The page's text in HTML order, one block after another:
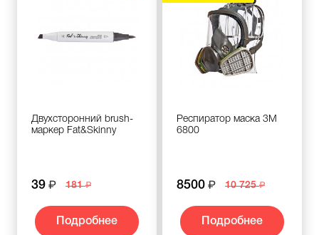
Двухсторонний brush-
маркер Fat&Skinny
39 181
Подробнее
Респиратор маска 3М
6800
8500 10 725
Подробнее